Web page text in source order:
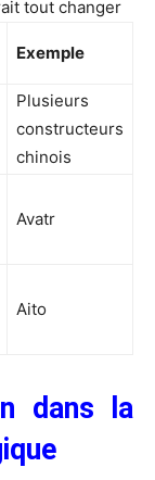
tout changer
Exemple
Plusieurs
constructeurs
chinois
Avatr
Aito
dans la